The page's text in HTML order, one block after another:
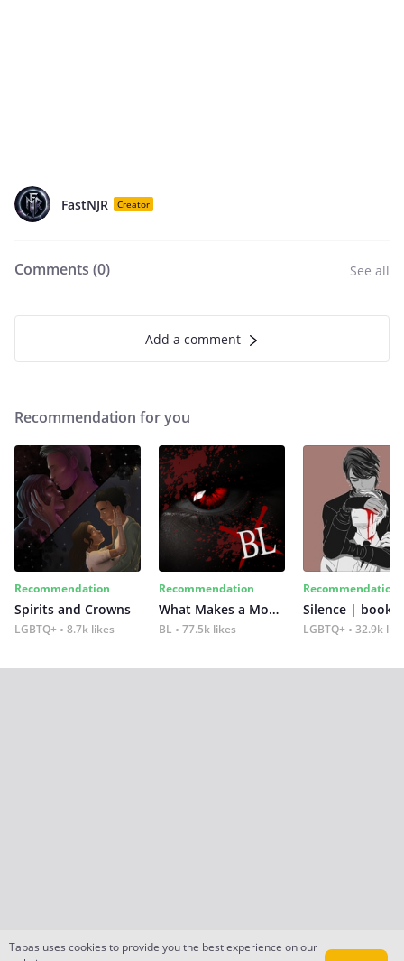
FastNJR Creator
Comments (0) See all
Add a comment
Recommendation for you
Recommendation
Spirits and Crowns
LGBTQ+ 8.7k likes
Recommendation
What Makes a Monster
BL 77.5k likes
Recommendation
Silence | book 2
LGBTQ+ 32.9k
Tapas uses cookies to provide you the best experience on our